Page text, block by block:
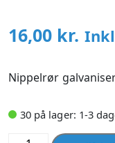
16,00 kr.
Nippelrør
30 på lager: 1-3